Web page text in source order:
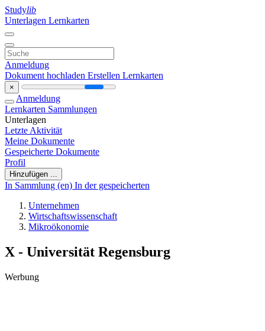
Studylib
Unterlagen Lernkarten
Anmeldung
Dokument hochladen Erstellen Lernkarten
×
Anmeldung
Lernkarten Sammlungen
Unterlagen
Letzte Aktivität
Meine Dokumente
Gespeicherte Dokumente
Profil
Hinzufügen ...
In Sammlung (en) In der gespeicherten
Unternehmen
Wirtschaftswissenschaft
Mikroökonomie
X - Universität Regensburg
Werbung